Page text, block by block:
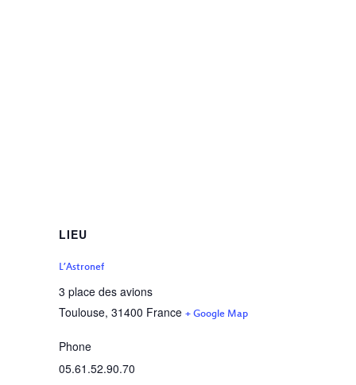
LIEU
L’Astronef
3 place des avions
Toulouse, 31400 France + Google Map
Phone
05.61.52.90.70